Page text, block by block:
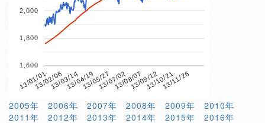
13/01/0113/02/0613/03/1413/04/1913/05/2713/07/0213/08/0713/09/1213/10/2113/11/26
1,600
1,800
2,000
2005年 2006年 2007年 2008年 2009年
2010年
2011年
2012年 2013年 2014年 2015年
2016年